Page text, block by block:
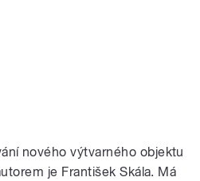
nového výtvarného objektu
je František Skála. Má